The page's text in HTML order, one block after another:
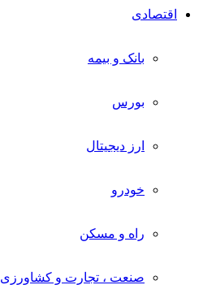
اقتصادی
بانک و بیمه
بورس
ارز دیجیتال
خودرو
راه و مسکن
صنعت ، تجارت و کشاورزی